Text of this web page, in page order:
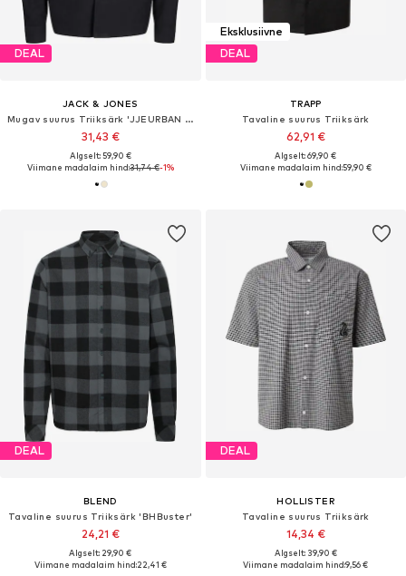
DEAL
JACK & JONES
Mugav suurus Triiksärk 'JJEURBAN EDGE'
31,43 €
Algselt: 59,90 €
Viimane madalaim hind:31,74 €-1%
Eksklusiivne
DEAL
TRAPP
Tavaline suurus Triiksärk
62,91 €
Algselt: 69,90 €
Viimane madalaim hind:59,90 €
DEAL
BLEND
Tavaline suurus Triiksärk 'BHBuster'
24,21 €
Algselt: 29,90 €
Viimane madalaim hind:22,41 €
DEAL
HOLLISTER
Tavaline suurus Triiksärk
14,34 €
Algselt: 39,90 €
Viimane madalaim hind:9,56 €